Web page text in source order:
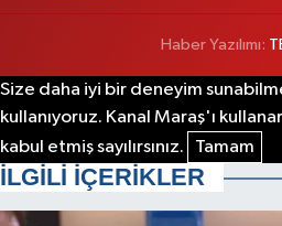
Haber Yazılımı:
Size daha iyi bir deneyim
kullanıyoruz. Kanal Maraş'ı
kabul etmiş sayılırsınız.
Tamam